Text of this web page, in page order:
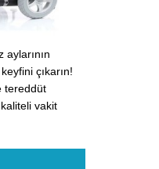
çıkarın!
tereddüt
vakit